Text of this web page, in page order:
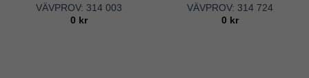
Wishlist
VÄVPROV: 314 003
0 kr
Wishlist
VÄVPROV: 314 724
0 kr